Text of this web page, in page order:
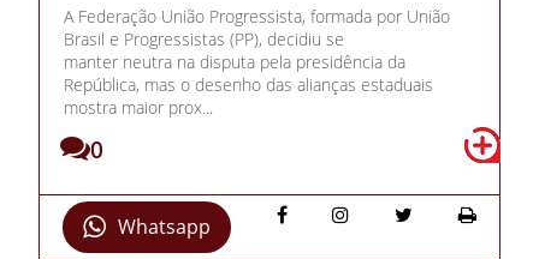
A Federação União Progressista, formada por União
Brasil e Progressistas (PP), decidiu se
manter neutra na disputa pela presidência da
República, mas o desenho das alianças estaduais
mostra maior prox...
0
Whatsapp